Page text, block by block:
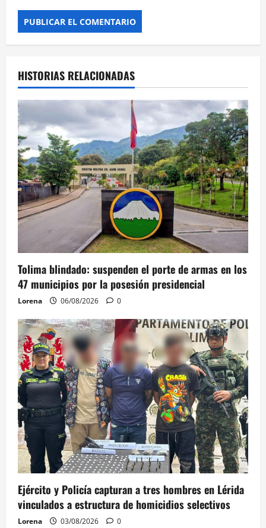
HISTORIAS RELACIONADAS
Tolima blindado: suspenden el porte de armas en los
47 municipios por la posesión presidencial
Lorena 06/08/2026 0
Ejército y Policía capturan a tres hombres en Lérida
vinculados a estructura de homicidios selectivos
Lorena 03/08/2026 0